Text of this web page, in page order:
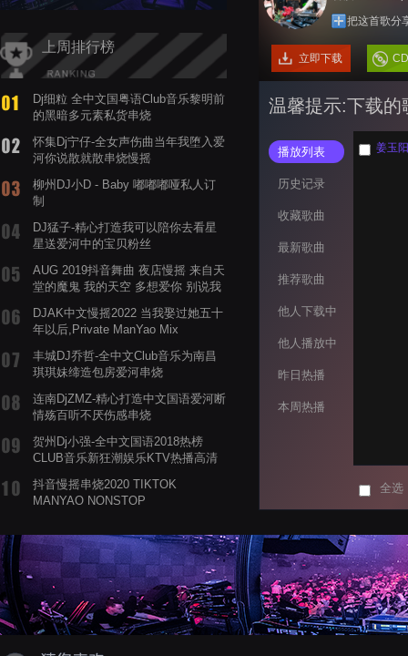
上周排行榜
Dj细粒 全中文国粤语Club音乐黎明前
的黑暗多元素私货串烧
怀集Dj宁仔-全女声伤曲当年我堕入爱
河你说散就散串烧慢摇
柳州DJ小D - Baby 嘟嘟嘟哑私人订
制
DJ猛子-精心打造我可以陪你去看星
星送爱河中的宝贝粉丝
AUG 2019抖音舞曲 夜店慢摇 来自天
堂的魔鬼 我的天空 多想爱你 别说我
DJAK中文慢摇2022 当我娶过她五十
年以后,Private ManYao Mix
丰城DJ乔哲-全中文Club音乐为南昌
琪琪妹缔造包房爱河串烧
连南DjZMZ-精心打造中文国语爱河断
情殇百听不厌伤感串烧
贺州Dj小强-全中文国语2018热榜
CLUB音乐新狂潮娱乐KTV热播高清
抖音慢摇串烧2020 TIKTOK
MANYAO NONSTOP
蝉爸爸妈妈爱存在夏天的风是想你的
声音啊
把这首歌分
立即下载
温馨提示:下载的
播放列表
历史记录
收藏歌曲
最新歌曲
推荐歌曲
他人下载中
他人播放中
昨日热播
本周热播
姜玉
全选